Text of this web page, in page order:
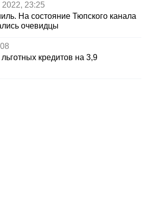
23:25
На состояние Тюпского канала
очевидцы
кредитов на 3,9